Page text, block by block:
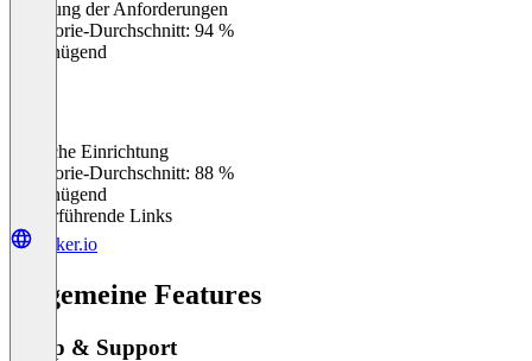
Erfüllung der Anforderungen
Kategorie-Durchschnitt: 94 %
Ungenügend
Einfache Einrichtung
Kategorie-Durchschnitt: 88 %
Ungenügend
Weiterführende Links
locker.io
Allgemeine Features
Setup & Support